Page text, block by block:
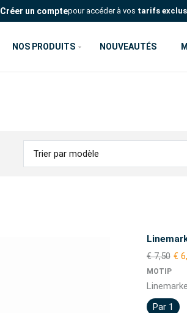
Créer un comptepour accéder à vos tarifs
NOS PRODUITS NOUVEAUTÉS
Trier par modèle
€ 7,50 €
MOTIP
Par 1